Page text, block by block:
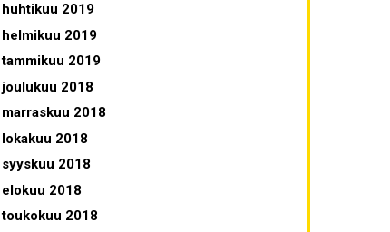
huhtikuu 2019
helmikuu 2019
tammikuu 2019
joulukuu 2018
marraskuu 2018
lokakuu 2018
syyskuu 2018
elokuu 2018
toukokuu 2018